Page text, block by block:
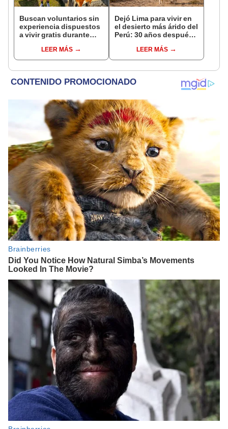
Buscan voluntarios sin
experiencia dispuestos
a vivir gratis durante
cuidar caballos, burros
y otros animales
LEER MÁS
Dejó Lima para vivir en
el desierto más árido del
Perú: 30 años después,
creó un sorprendente
ecosistema
LEER MÁS